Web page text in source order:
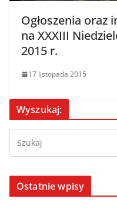
Ogłoszenia oraz
na XXXIII
2015 r.
17 listopada 2015
Wyszukaj:
Ostatnie wpisy